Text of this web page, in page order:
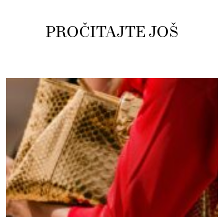
PROČITAJTE JOŠ